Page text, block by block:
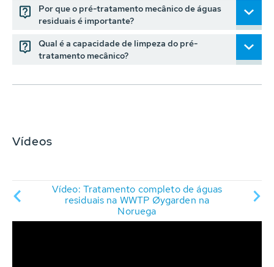
Por que o pré-tratamento mecânico de águas
residuais é importante?
Qual é a capacidade de limpeza do pré-
tratamento mecânico?
Vídeos
de
Vídeo: Tratamento completo de águas
residuais na WWTP Øygarden na
Noruega